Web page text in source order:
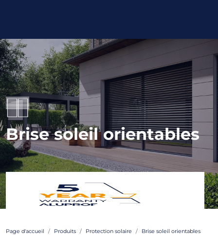
Brise soleil orientables
Page d'accueil Produits Protection solaire Brise soleil orientables